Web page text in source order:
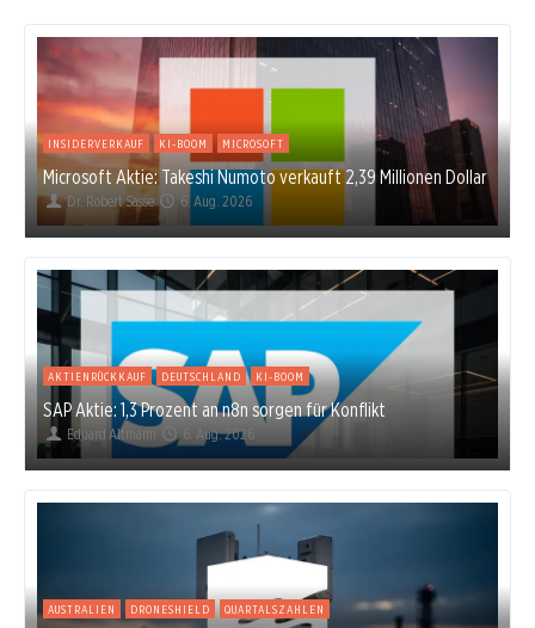
INSIDERVERKAUF KI-BOOM MICROSOFT
Microsoft Aktie: Takeshi Numoto verkauft 2,39 Millionen Dollar
Dr. Robert Sasse 6. Aug. 2026
AKTIENRÜCKKAUF DEUTSCHLAND KI-BOOM
SAP Aktie: 1,3 Prozent an n8n sorgen für Konflikt
Eduard Altmann 6. Aug. 2026
AUSTRALIEN DRONESHIELD QUARTALSZAHLEN